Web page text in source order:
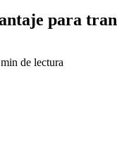
para
min de lectura